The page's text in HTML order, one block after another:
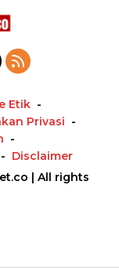
Etik
Privasi
Disclaimer
| All rights